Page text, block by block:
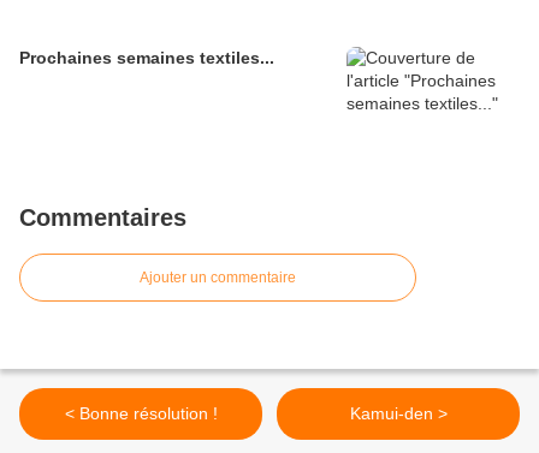
Prochaines semaines textiles...
Commentaires
Ajouter un commentaire
< Bonne résolution ! Kamui-den >